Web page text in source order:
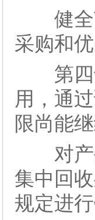
健全节
采购和
第四十
用，通
限尚能
对产生
集中回
规定进行